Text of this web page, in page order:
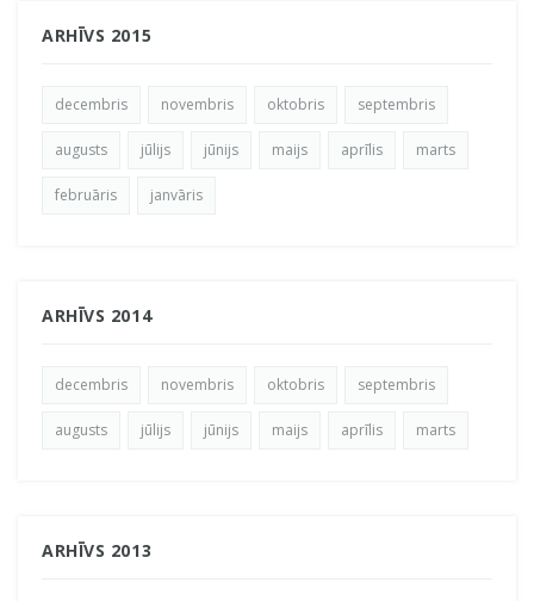
ARHĪVS 2015
decembris novembris oktobris septembris
augusts jūlijs jūnijs maijs aprīlis marts
februāris janvāris
ARHĪVS 2014
decembris novembris oktobris septembris
augusts jūlijs jūnijs maijs aprīlis marts
ARHĪVS 2013